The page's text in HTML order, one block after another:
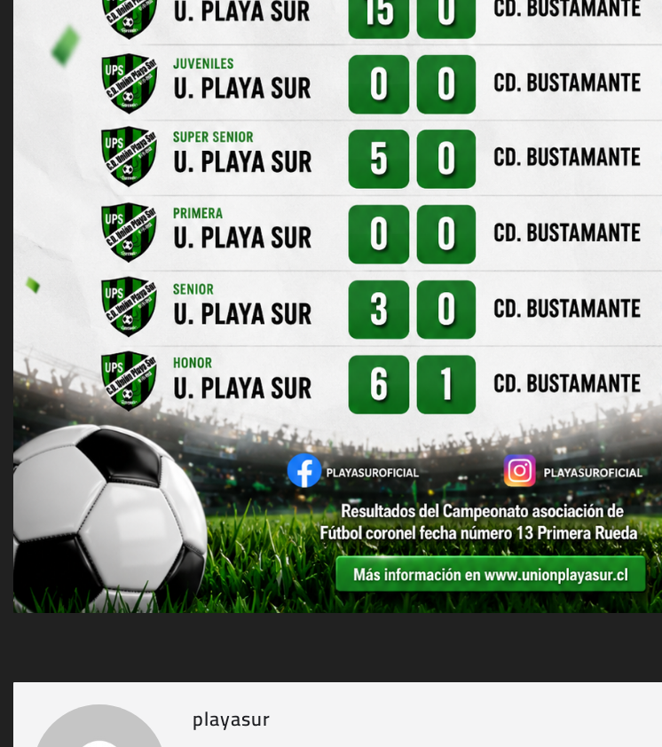
playasur